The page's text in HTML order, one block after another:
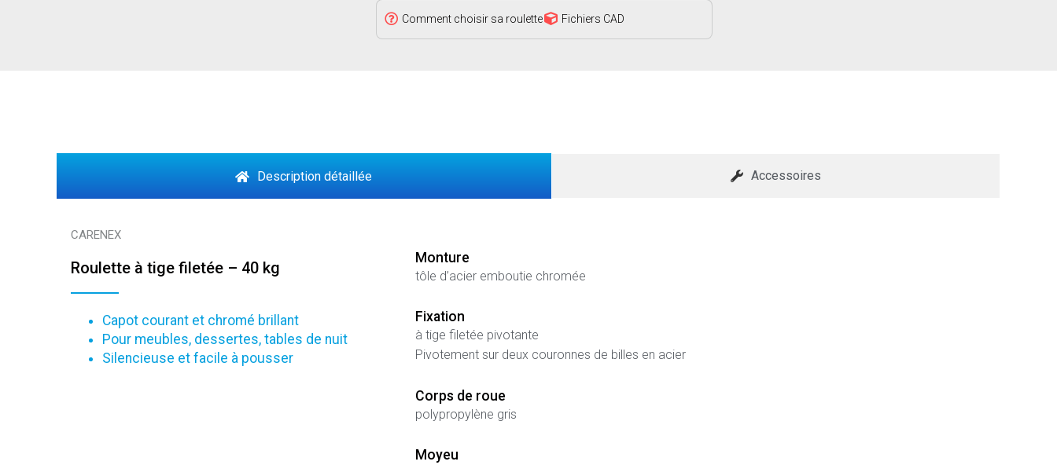
Comment choisir sa roulette Fichiers CAD
Description détaillée Accessoires
CARENEX
Roulette à tige filetée – 40 kg
Capot courant et chromé brillant
Pour meubles, dessertes, tables de nuit
Silencieuse et facile à pousser
Monture
tôle d’acier emboutie chromée
Fixation
à tige filetée pivotante
Pivotement sur deux couronnes de billes en acier
Corps de roue
polypropylène gris
Moyeu